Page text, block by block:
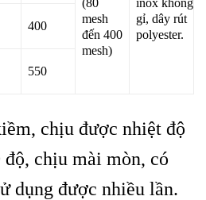
mesh
đến 400
mesh)
gỉ, dây rút
polyester.
400
550
chịu được nhiệt độ
độ, chịu mài mòn, có
dụng được nhiều lần.